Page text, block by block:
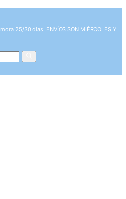
25/30 dias. ENVÍOS SON MIÉRCOLES Y